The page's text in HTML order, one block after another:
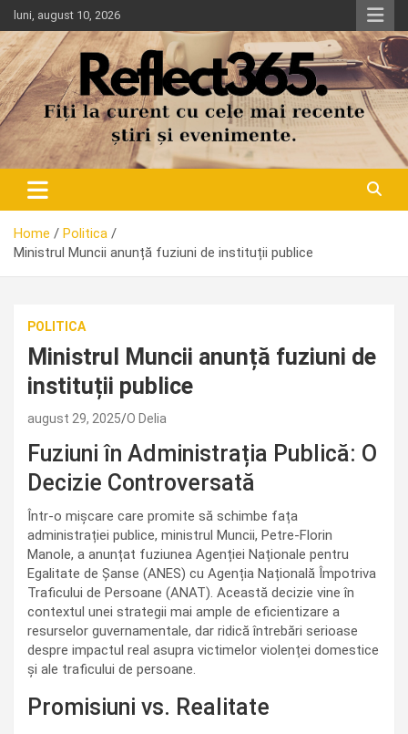
Skip
to
content
luni, august 10, 2026
Home
Politica
Ministrul Muncii anunță fuziuni de instituții publice
POLITICA
Ministrul Muncii anunță fuziuni de
instituții publice
august 29, 2025 O Delia
Fuziuni în Administrația Publică: O
Decizie Controversată
Într-o mișcare care promite să schimbe fața
administrației publice, ministrul Muncii, Petre-Florin
Manole, a anunțat fuziunea Agenției Naționale pentru
Egalitate de Șanse (ANES) cu Agenția Națională Împotriva
Traficului de Persoane (ANAT). Această decizie vine în
contextul unei strategii mai ample de eficientizare a
resurselor guvernamentale, dar ridică întrebări serioase
despre impactul real asupra victimelor violenței domestice
și ale traficului de persoane.
Promisiuni vs. Realitate